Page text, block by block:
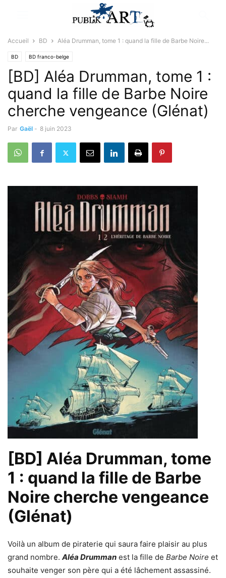
Accueil BD Aléa Drumman, tome 1 : quand la fille de Barbe Noire...
BD BD franco-belge
[BD] Aléa Drumman, tome 1 :
quand la fille de Barbe Noire
cherche vengeance (Glénat)
Par Gaël - 8 juin 2023
[BD] Aléa Drumman, tome
1 : quand la fille de Barbe
Noire cherche vengeance
(Glénat)
Voilà un album de piraterie qui saura faire plaisir au plus
grand nombre. Aléa Drumman est la fille de Barbe Noire et
souhaite venger son père qui a été lâchement assassiné.